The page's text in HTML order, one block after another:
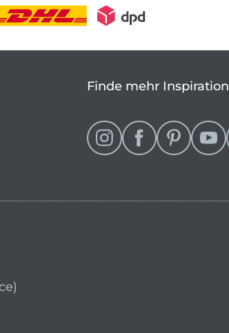
Finde mehr Inspiration
Shop wechseln